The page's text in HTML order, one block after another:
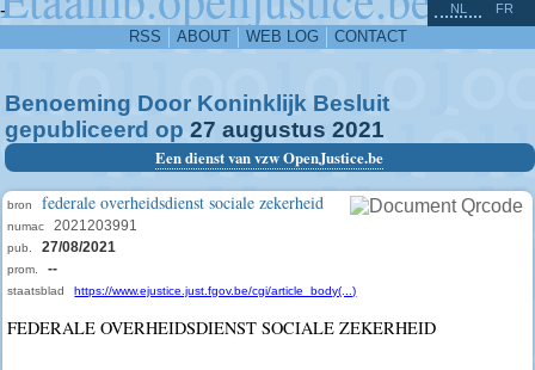
-
RSS ABOUT WEB LOG CONTACT
NL FR
Benoeming Door Koninklijk Besluit
gepubliceerd op 27 augustus 2021
Een dienst van vzw OpenJustice.be
bron federale overheidsdienst sociale zekerheid
numac 2021203991
pub. 27/08/2021
prom. --
staatsblad https://www.ejustice.just.fgov.be/cgi/article_body(...)
FEDERALE OVERHEIDSDIENST SOCIALE ZEKERHEID
^